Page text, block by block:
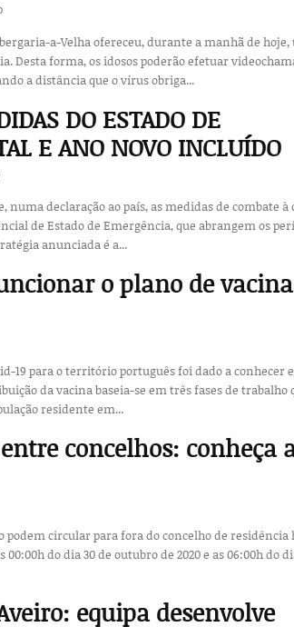
a-Velha ofereceu, durante a manhã de hoje,
Desta forma, os idosos poderão efetuar
a distância que o vírus obriga...
DO ESTADO DE
E ANO NOVO INCLUÍDO
declaração ao país, as medidas de combate à
de Estado de Emergência, que abrangem os
anunciada é a...
o plano de
19 para o território português foi dado a conhecer
da vacina baseia-se em três fases de trabalho
residente em...
concelhos: conheça
podem circular para fora do concelho de residência
do dia 30 de outubro de 2020 e as 06:00h do
equipa desenvolve